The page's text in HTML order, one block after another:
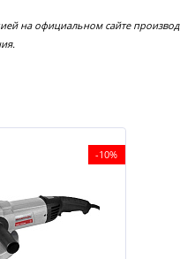
на официальном сайте
-10%